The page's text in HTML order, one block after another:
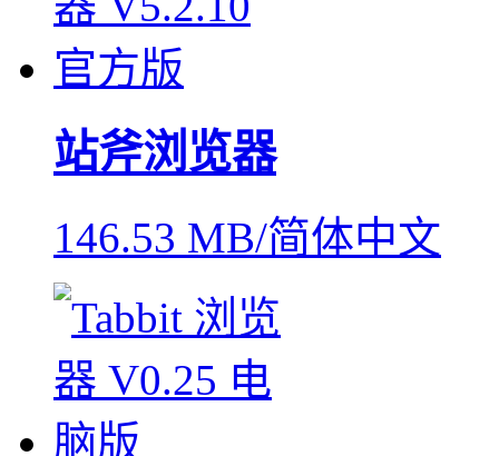
站斧浏览器
146.53 MB/简体中文